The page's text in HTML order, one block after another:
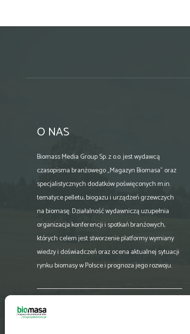
O NAS
Biomass Media Group Sp. z o.o. jest wydawcą
czasopisma branżowego „Magazyn Biomasa” oraz
specjalistycznych dodatków poświęconych m.in.
tematyce pelletu, biogazu i urządzeń grzewczych
na biomasę. Działalność wydawniczą uzupełnia
organizacja konferencji i spotkań branżowych,
których celem jest stworzenie platformy wymiany
wiedzy i doświadczeń oraz ocena aktualnej sytuacji
rynku biomasy w Polsce i prognoza jego rozwoju.
biuro@magazynbiomasa.pl